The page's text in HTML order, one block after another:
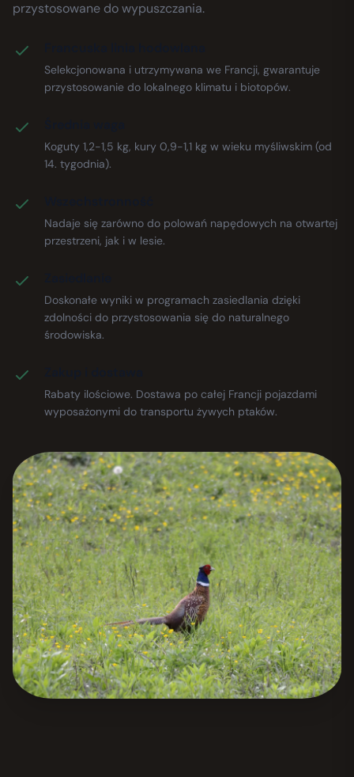
przystosowane do wypuszczania.
Selekcjonowana i utrzymywana we Francji, gwarantuje
przystosowanie do lokalnego klimatu i biotopów.
Koguty 1,2-1,5 kg, kury 0,9-1,1 kg w wieku myśliwskim (od
14. tygodnia).
Nadaje się zarówno do polowań napędowych na otwartej
przestrzeni, jak i w lesie.
Doskonałe wyniki w programach zasiedlania dzięki
zdolności do przystosowania się do naturalnego
środowiska.
Rabaty ilościowe. Dostawa po całej Francji pojazdami
wyposażonymi do transportu żywych ptaków.